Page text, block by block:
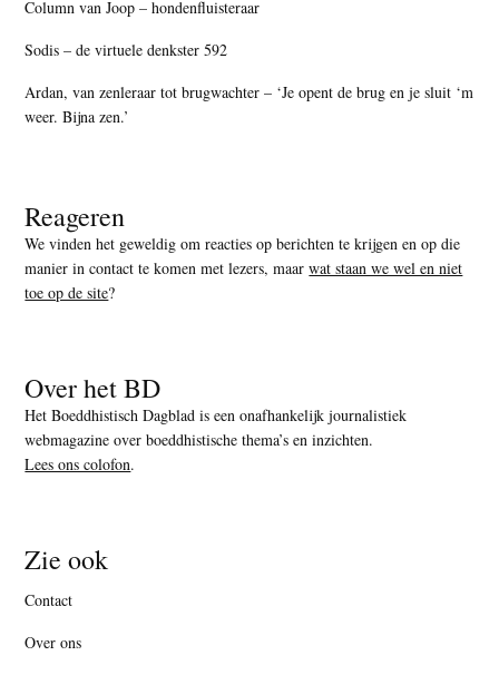
Column van Joop – hondenfluisteraar
Sodis – de virtuele denkster 592
Ardan, van zenleraar tot brugwachter – ‘Je opent de brug en je sluit ‘m
weer. Bijna zen.’
Reageren
We vinden het geweldig om reacties op berichten te krijgen en op die
manier in contact te komen met lezers, maarwat staan we wel en niet
toe op de site?
Over het BD
Het Boeddhistisch Dagblad is een onafhankelijk journalistiek
webmagazine over boeddhistische thema’s en inzichten.
Lees ons colofon.
Zie ook
Contact
Over ons